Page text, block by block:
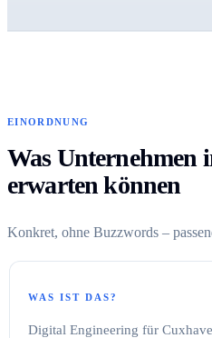
EINORDNUNG
Was Unternehmen
erwarten können
Konkret, ohne Buzzwords –
WAS IST DAS?
Digital Engineering für